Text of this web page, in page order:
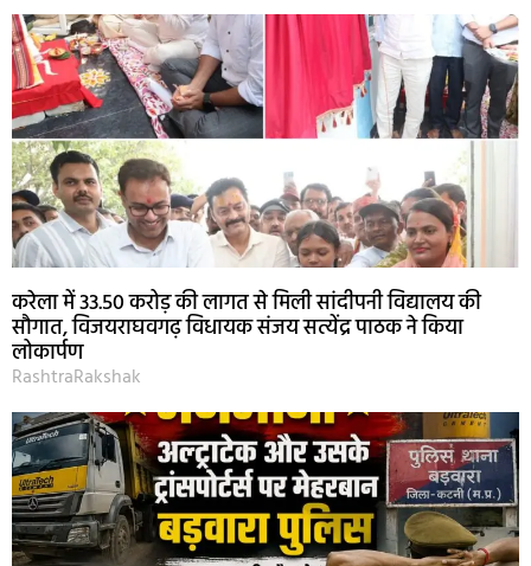
करेला में 33.50 करोड़ की लागत से मिली सांदीपनी विद्यालय की
सौगात, विजयराघवगढ़ विधायक संजय सत्येंद्र पाठक ने किया
लोकार्पण
RashtraRakshak